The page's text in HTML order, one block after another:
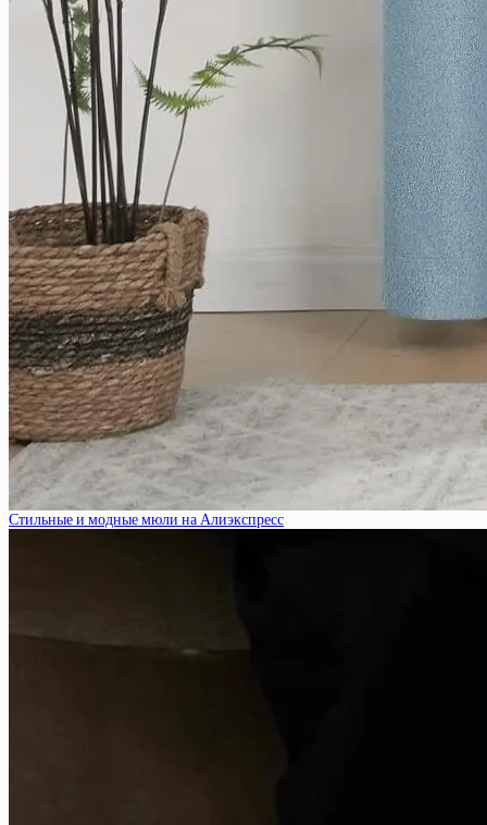
Стильные и модные мюли на Алиэкспресс